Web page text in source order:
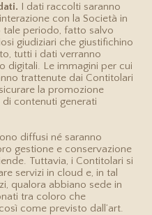
I dati raccolti saranno
con la Società in
tale periodo, fatto salvo
giudiziari che giustifichino
tutti i dati verranno
digitali. Le immagini per cui
trattenute dai Contitolari
la promozione
di contenuti generati
diffusi né saranno
gestione e conservazione
Tuttavia, i Contitolari si
servizi in cloud e, in tal
qualora abbiano sede in
tra coloro che
come previsto dall’art.